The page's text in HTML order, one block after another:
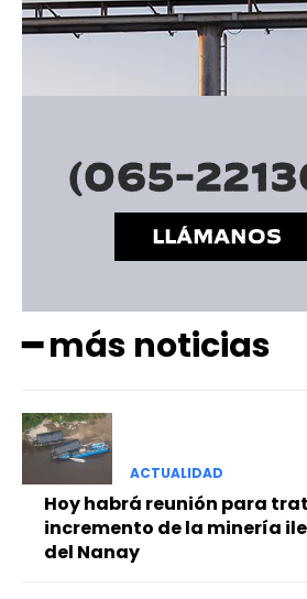
━ más noticias
ACTUALIDAD
Hoy habrá reunión para
incremento de la minería
del Nanay